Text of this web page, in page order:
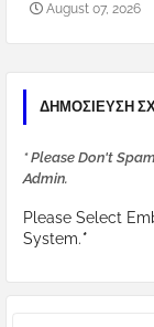
August 07, 2026
ΔΗΜΟΣΊΕΥΣΗ
* Please Don't
Admin.
Please Select
System.*